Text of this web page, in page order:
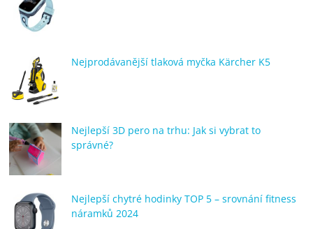
Nejprodávanější tlaková myčka Kärcher K5
Nejlepší 3D pero na trhu: Jak si vybrat to
správné?
Nejlepší chytré hodinky TOP 5 – srovnání fitness
náramků 2024